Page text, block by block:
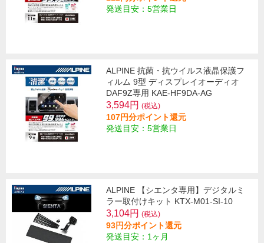
発送目安：5営業日
ALPINE 抗菌・抗ウイルス液晶保護フ
ィルム 9型 ディスプレイオーディオ
DAF9Z専用 KAE-HF9DA-AG
3,594円 (税込)
107円分ポイント還元
発送目安：5営業日
ALPINE 【シエンタ専用】デジタルミ
ラー取付けキット KTX-M01-SI-10
3,104円 (税込)
93円分ポイント還元
発送目安：1ヶ月